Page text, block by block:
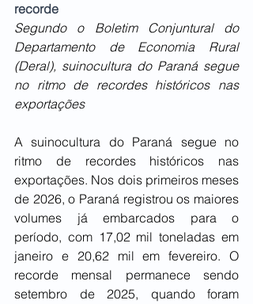
recorde
Segundo o Boletim Conjuntural do
Departamento de Economia Rural
(Deral), suinocultura do Paraná segue
no ritmo de recordes históricos nas
exportações
A suinocultura do Paraná segue no
ritmo de recordes históricos nas
exportações. Nos dois primeiros meses
de 2026, o Paraná registrou os maiores
volumes já embarcados para o
período, com 17,02 mil toneladas em
janeiro e 20,62 mil em fevereiro. O
recorde mensal permanece sendo
setembro de 2025, quando foram